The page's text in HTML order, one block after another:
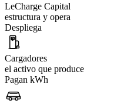
LeCharge Capital
estructura y opera
Despliega
Cargadores
el activo que produce
Pagan kWh